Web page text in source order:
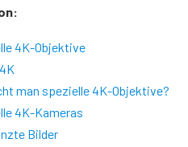
4K-Objektive
man spezielle 4K-Objektive?
4K-Kameras
Bilder